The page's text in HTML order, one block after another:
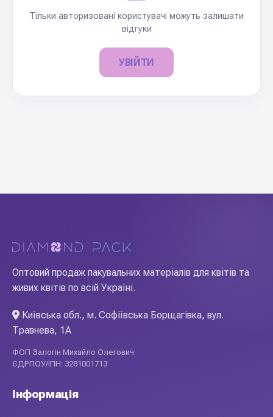
Тільки авторизовані користувачі можуть залишати
відгуки
УВІЙТИ
Оптовий продаж пакувальних матеріалів для квітів та
живих квітів по всій Україні.
Київська обл., м. Софіївська Борщагівка, вул.
Травнева, 1А
ФОП Залогін Михайло Олегович
ЄДРПОУ/ІПН: 3281001713
Інформація